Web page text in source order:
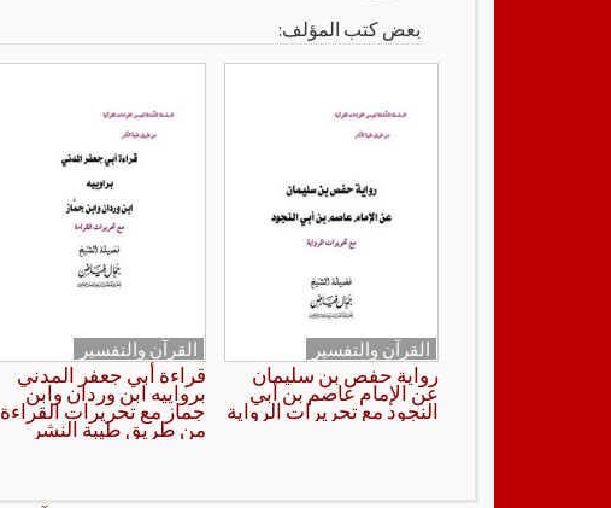
بعض كتب المؤلف:
القرآن والتفسير
رواية حفص بن سليمان
عن الإمام عاصم بن أبي
النجود مع تحريرات الرواية
القرآن والتفسير
قراءة أبي جعفر المدني
برواييه ابن وردان وابن
جماز مع تحريرات القراءة
من طريق طيبة النشر